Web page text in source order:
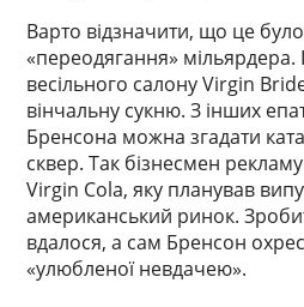
Варто відзначити, що це
«переодягання» мільярдера.
весільного салону Virgin
вінчальну сукню. З інших
Бренсона можна згадати
сквер. Так бізнесмен
Virgin Cola, яку планував
американський ринок.
вдалося, а сам Бренсон
«улюбленої невдачею».